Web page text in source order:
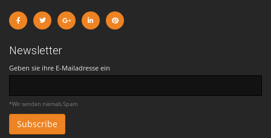
Newsletter
Geben sie ihre E-Mailadresse ein
*Wir senden niemals Spam